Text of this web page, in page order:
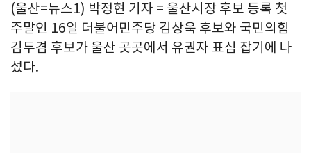
(울산=뉴스1) 박정현 기자 = 울산시장 후보 등록 첫
주말인 16일 더불어민주당 김상욱 후보와 국민의힘
김두겸 후보가 울산 곳곳에서 유권자 표심 잡기에 나
섰다.